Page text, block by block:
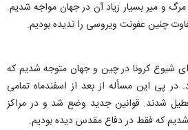
و میر بسیار زیاد آن در جهان مواجه شدیم.
چنین عفونت ویروسی را ندیده بودیم.
شیوع کرونا در چین و جهان متوجه شدیم که
در پی این مسأله از بعد از اسفندماه تمامی
شدند. قوانین جدید وضع شد و در مراکز
شدیم که فقط در دفاع مقدس دیده بودیم.